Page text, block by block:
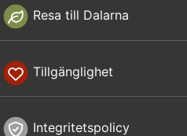
Resa till Dalarna
Tillgänglighet
Integritetspolicy